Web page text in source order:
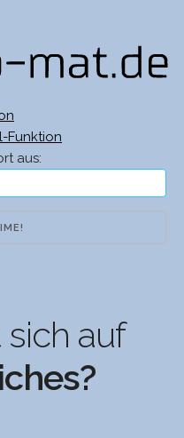
Funktion
aus:
auf